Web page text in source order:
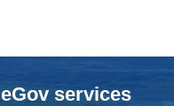
eGov services